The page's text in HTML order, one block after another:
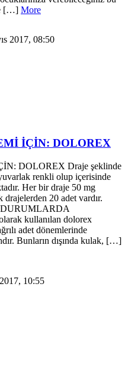
[…] More
2017, 08:50
İÇİN: DOLOREX
DOLOREX Draje şeklinde
renkli olup içerisinde
Her bir draje 50 mg
20 adet vardır.
kullanılan dolorex
adet dönemlerinde
Bunların dışında kulak, […]
10:55